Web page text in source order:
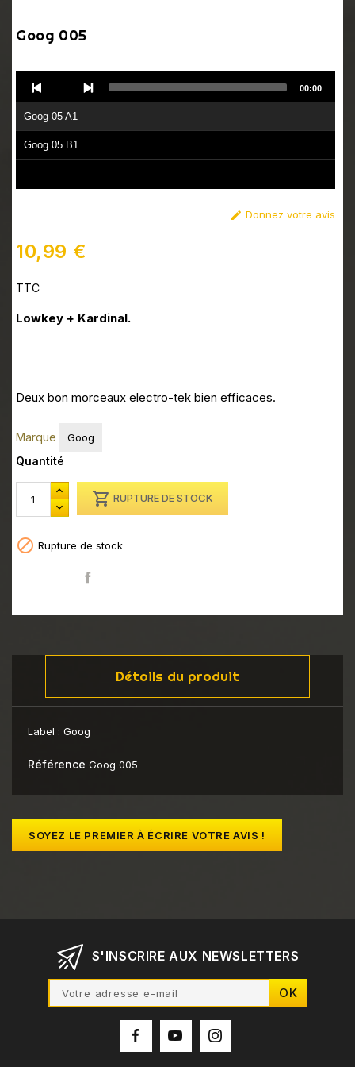
Goog 005
Player
Goog 05 A1
Goog 05 B1
00:00
 Donnez votre avis
10,99 €
TTC
Lowkey + Kardinal.
Deux bon morceaux electro-tek bien efficaces.
Marque Goog
Quantité
 RUPTURE DE STOCK
 Rupture de stock
Détails du produit
Label : Goog
Référence Goog 005
SOYEZ LE PREMIER À ÉCRIRE VOTRE AVIS !
S'INSCRIRE AUX NEWSLETTERS